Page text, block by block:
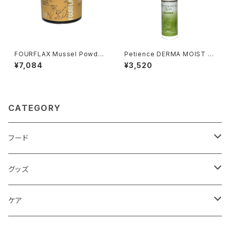
FOURFLAX Mussel Powder
150g フォーフラックス マッ
スル パウダー
¥7,084
Petience DERMA MOIST B
ATH ペティエンス ダーマ モ
イスト バス
¥3,520
CATEGORY
フード
ドライフード
ウェットフード
グッズ
首輪 カラー
ケア